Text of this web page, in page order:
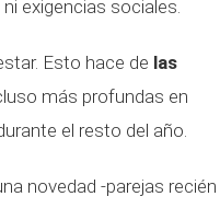
exigencias sociales.
Esto hace de las
más profundas en
el resto del año.
novedad -parejas recién